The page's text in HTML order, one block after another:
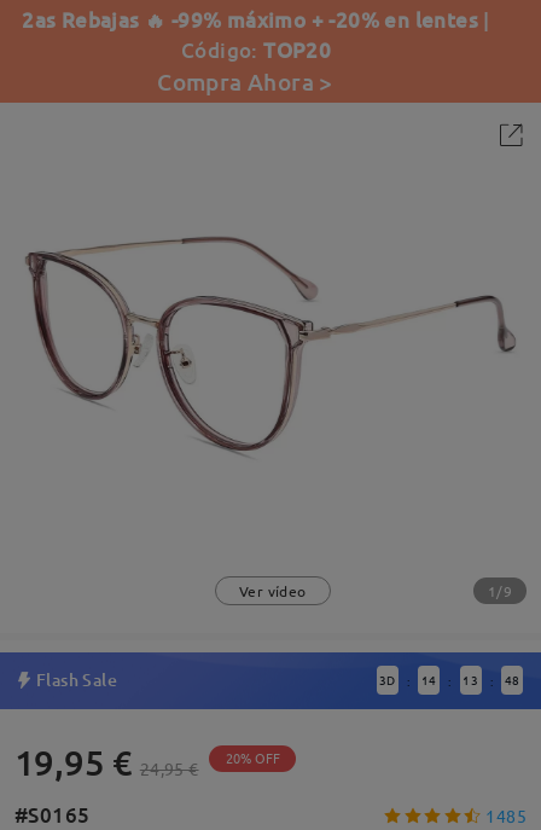
2as Rebajas 🔥 -99% máximo + -20% en lentes |
Código:TOP20
Compra Ahora >
Ver vídeo 1/9
Flash Sale 3D : 14 : 13 : 47
19,95 € 24,95 € 20% OFF
#S0165 1485